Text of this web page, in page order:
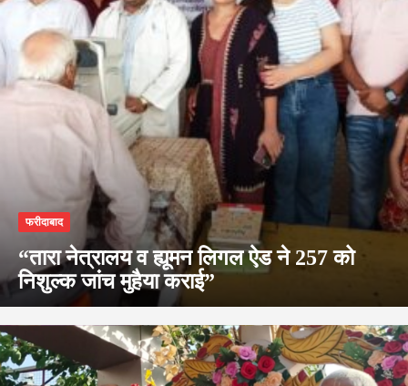
फरीदाबाद
“तारा नेत्रालय व ह्यूमन लिगल ऐड ने 257 को
निशुल्क जांच मुहैया कराई”